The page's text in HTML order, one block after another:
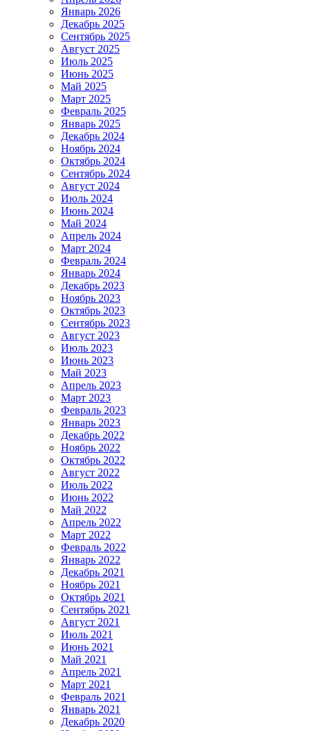
Январь 2026
Декабрь 2025
Сентябрь 2025
Август 2025
Июль 2025
Июнь 2025
Май 2025
Март 2025
Февраль 2025
Январь 2025
Декабрь 2024
Ноябрь 2024
Октябрь 2024
Сентябрь 2024
Август 2024
Июль 2024
Июнь 2024
Май 2024
Апрель 2024
Март 2024
Февраль 2024
Январь 2024
Декабрь 2023
Ноябрь 2023
Октябрь 2023
Сентябрь 2023
Август 2023
Июль 2023
Июнь 2023
Май 2023
Апрель 2023
Март 2023
Февраль 2023
Январь 2023
Декабрь 2022
Ноябрь 2022
Октябрь 2022
Август 2022
Июль 2022
Июнь 2022
Май 2022
Апрель 2022
Март 2022
Февраль 2022
Январь 2022
Декабрь 2021
Ноябрь 2021
Октябрь 2021
Сентябрь 2021
Август 2021
Июль 2021
Июнь 2021
Май 2021
Апрель 2021
Март 2021
Февраль 2021
Январь 2021
Декабрь 2020